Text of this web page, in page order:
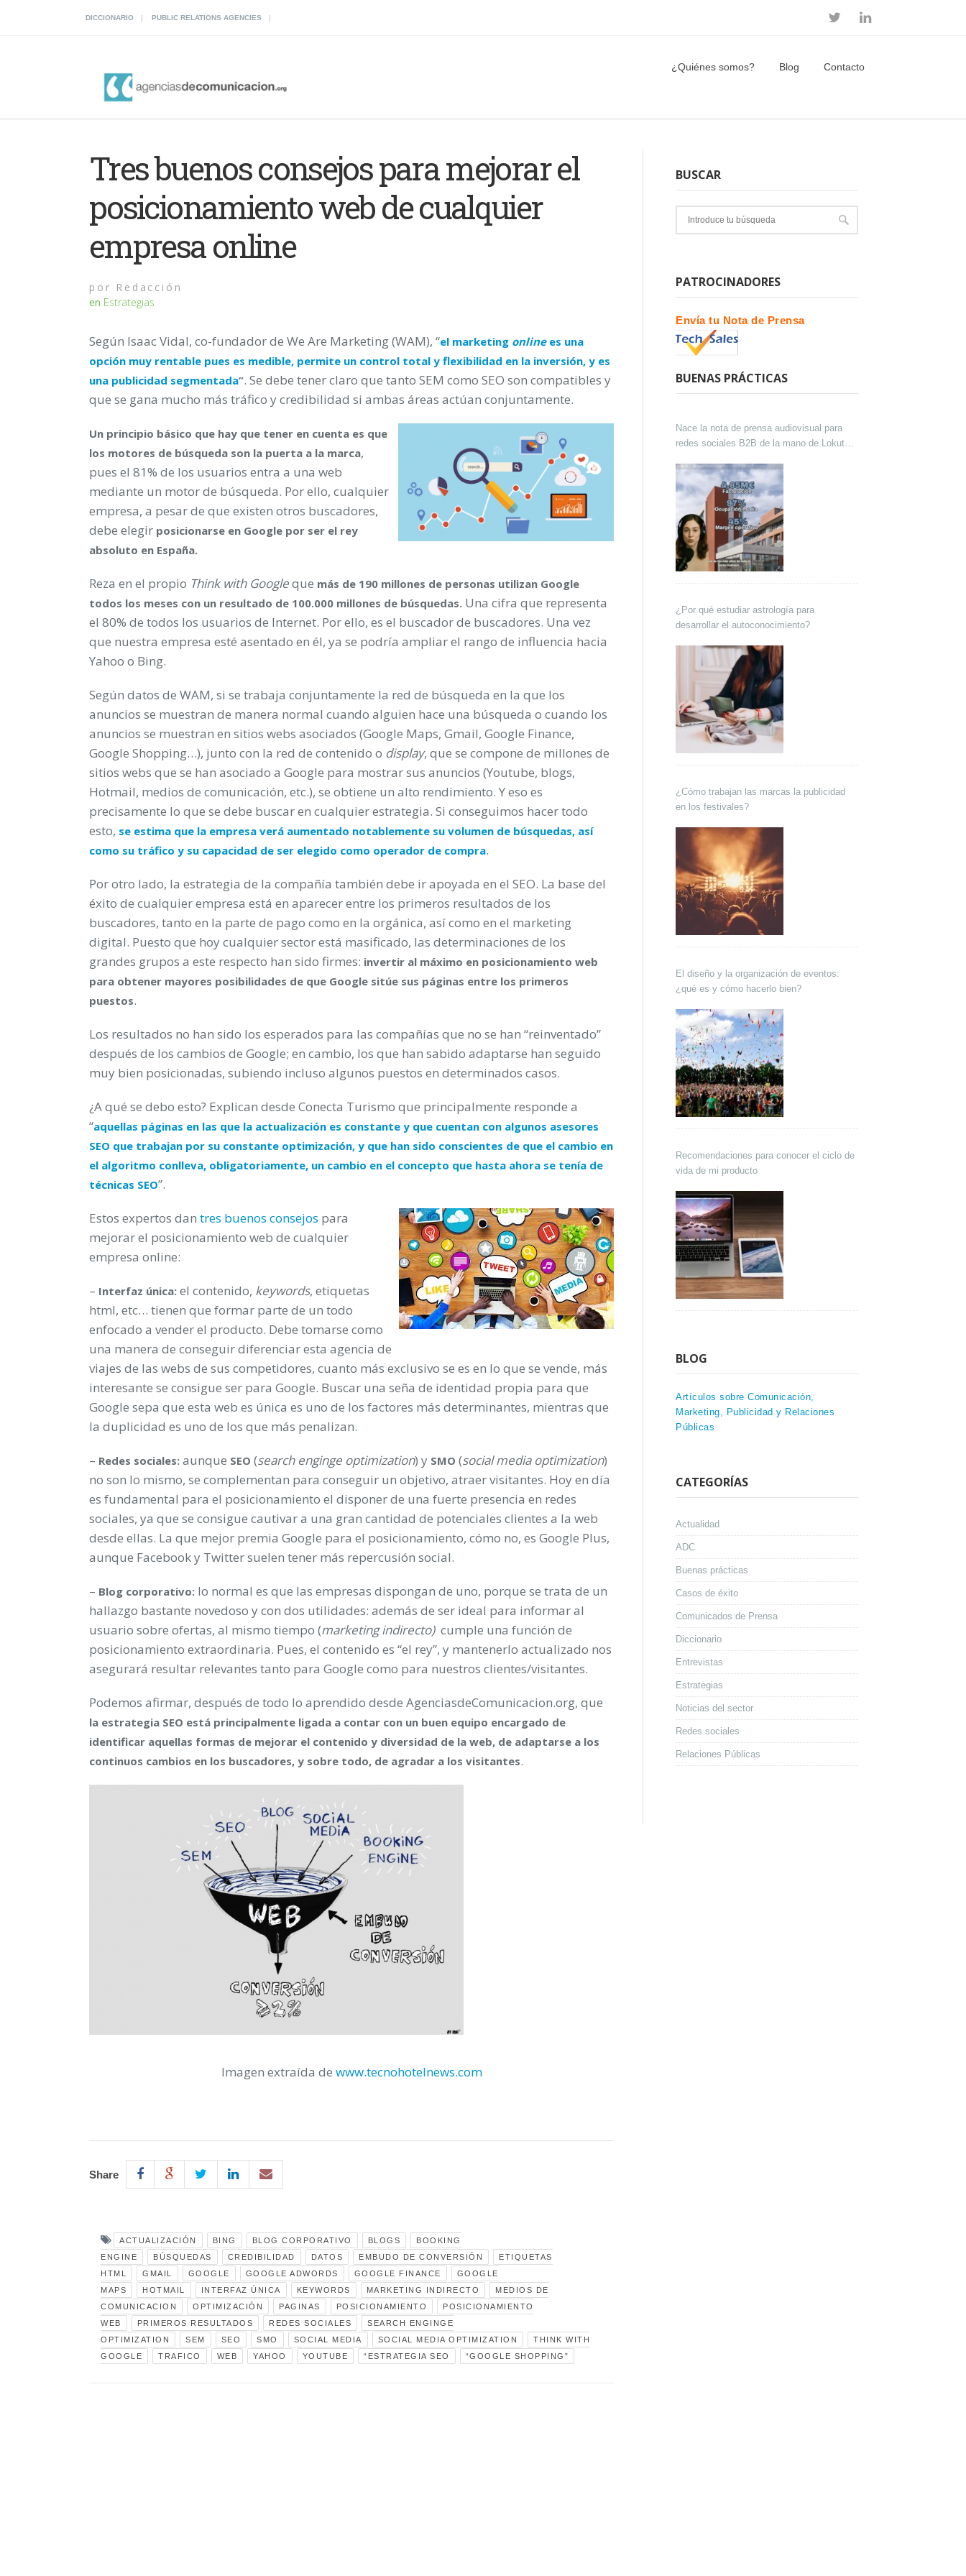
DICCIONARIO PUBLIC RELATIONS AGENCIES
¿Quiénes somos? Blog Contacto
Tres buenos consejos para mejorar el
posicionamiento web de cualquier
empresa online
por Redacción
en Estrategias
Según Isaac Vidal, co-fundador de We Are Marketing (WAM), “el marketing onlinees una
opción muy rentable pues es medible, permite un control total y flexibilidad en la inversión, y es
una publicidad segmentada”. Se debe tener claro que tanto SEM como SEO son compatibles y
que se gana mucho más tráfico y credibilidad si ambas áreas actúan conjuntamente.
Un principio básico que hay que tener en cuenta es que
los motores de búsqueda son la puerta a la marca,
pues el 81% de los usuarios entra a una web
mediante un motor de búsqueda. Por ello, cualquier
empresa, a pesar de que existen otros buscadores,
debe elegir posicionarse en Google por ser el rey
absoluto en España.
Reza en el propio Think with Googleque más de 190 millones de personas utilizan Google
todos los meses con un resultado de 100.000 millones de búsquedas. Una cifra que representa
el 80% de todos los usuarios de Internet. Por ello, es el buscador de buscadores. Una vez
que nuestra empresa esté asentado en él, ya se podría ampliar el rango de influencia hacia
Yahoo o Bing.
Según datos de WAM, si se trabaja conjuntamente la red de búsqueda en la que los
anuncios se muestran de manera normal cuando alguien hace una búsqueda o cuando los
anuncios se muestran en sitios webs asociados (Google Maps, Gmail, Google Finance,
Google Shopping…), junto con la red de contenido o display, que se compone de millones de
sitios webs que se han asociado a Google para mostrar sus anuncios (Youtube, blogs,
Hotmail, medios de comunicación, etc.), se obtiene un alto rendimiento. Y eso es
precisamente lo que se debe buscar en cualquier estrategia. Si conseguimos hacer todo
esto, se estima que la empresa verá aumentado notablemente su volumen de búsquedas, así
como su tráfico y su capacidad de ser elegido como operador de compra.
Por otro lado, la estrategia de la compañía también debe ir apoyada en el SEO. La base del
éxito de cualquier empresa está en aparecer entre los primeros resultados de los
buscadores, tanto en la parte de pago como en la orgánica, así como en el marketing
digital. Puesto que hoy cualquier sector está masificado, las determinaciones de los
grandes grupos a este respecto han sido firmes: invertir al máximo en posicionamiento web
para obtener mayores posibilidades de que Google sitúe sus páginas entre los primeros
puestos.
Los resultados no han sido los esperados para las compañías que no se han “reinventado”
después de los cambios de Google; en cambio, los que han sabido adaptarse han seguido
muy bien posicionadas, subiendo incluso algunos puestos en determinados casos.
¿A qué se debo esto? Explican desde Conecta Turismo que principalmente responde a
“aquellas páginas en las que la actualización es constante y que cuentan con algunos asesores
SEO que trabajan por su constante optimización, y que han sido conscientes de que el cambio en
el algoritmo conlleva, obligatoriamente, un cambio en el concepto que hasta ahora se tenía de
técnicas SEO”.
Estos expertos dan tres buenos consejos para
mejorar el posicionamiento web de cualquier
empresa online:
– Interfaz única: el contenido, keywords, etiquetas
html, etc… tienen que formar parte de un todo
enfocado a vender el producto. Debe tomarse como
una manera de conseguir diferenciar esta agencia de
viajes de las webs de sus competidores, cuanto más exclusivo se es en lo que se vende, más
interesante se consigue ser para Google. Buscar una seña de identidad propia para que
Google sepa que esta web es única es uno de los factores más determinantes, mientras que
la duplicidad es uno de los que más penalizan.
– Redes sociales: aunque SEO (search enginge optimization) y SMO (social media optimization)
no son lo mismo, se complementan para conseguir un objetivo, atraer visitantes. Hoy en día
es fundamental para el posicionamiento el disponer de una fuerte presencia en redes
sociales, ya que se consigue cautivar a una gran cantidad de potenciales clientes a la web
desde ellas. La que mejor premia Google para el posicionamiento, cómo no, es Google Plus,
aunque Facebook y Twitter suelen tener más repercusión social.
– Blog corporativo: lo normal es que las empresas dispongan de uno, porque se trata de un
hallazgo bastante novedoso y con dos utilidades: además de ser ideal para informar al
usuario sobre ofertas, al mismo tiempo (marketing indirecto) cumple una función de
posicionamiento extraordinaria. Pues, el contenido es “el rey”, y mantenerlo actualizado nos
asegurará resultar relevantes tanto para Google como para nuestros clientes/visitantes.
Podemos afirmar, después de todo lo aprendido desde AgenciasdeComunicacion.org, que
la estrategia SEO está principalmente ligada a contar con un buen equipo encargado de
identificar aquellas formas de mejorar el contenido y diversidad de la web, de adaptarse a los
continuos cambios en los buscadores, y sobre todo, de agradar a los visitantes.
Imagen extraída de www.tecnohotelnews.com
Share
ACTUALIZACIÓN BING BLOG CORPORATIVO BLOGS
BOOKING
ENGINE
BÚSQUEDAS CREDIBILIDAD DATOS EMBUDO DE CONVERSIÓN
ETIQUETAS
HTML
GMAIL GOOGLE GOOGLE ADWORDS GOOGLE FINANCE
GOOGLE
MAPS
HOTMAIL INTERFAZ ÚNICA KEYWORDS MARKETING INDIRECTO
MEDIOS DE
COMUNICACION
OPTIMIZACIÓN PAGINAS POSICIONAMIENTO
POSICIONAMIENTO
WEB
PRIMEROS RESULTADOS REDES SOCIALES
SEARCH ENGINGE
OPTIMIZATION
SEM SEO SMO SOCIAL MEDIA SOCIAL MEDIA OPTIMIZATION
THINK WITH
GOOGLE
TRAFICO WEB YAHOO YOUTUBE “ESTRATEGIA SEO “GOOGLE SHOPPING”
BUSCAR
PATROCINADORES
Envía tu Nota de Prensa
BUENAS PRÁCTICAS
Nace la nota de prensa audiovisual para
redes sociales B2B de la mano de Lokutor
¿Por qué estudiar astrología para
desarrollar el autoconocimiento?
¿Cómo trabajan las marcas la publicidad
en los festivales?
El diseño y la organización de eventos:
¿qué es y cómo hacerlo bien?
Recomendaciones para conocer el ciclo de
vida de mi producto
BLOG
Artículos sobre Comunicación,
Marketing, Publicidad y Relaciones
Públicas
CATEGORÍAS
Actualidad
ADC
Buenas prácticas
Casos de éxito
Comunicados de Prensa
Diccionario
Entrevistas
Estrategias
Noticias del sector
Redes sociales
Relaciones Públicas